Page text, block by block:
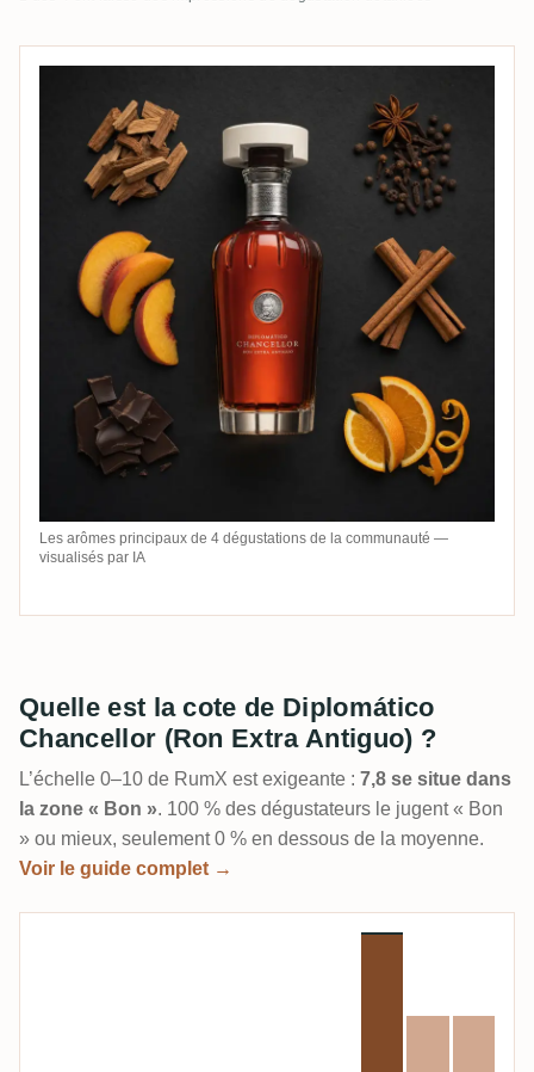
Les arômes principaux de 4 dégustations de la communauté —
visualisés par IA
Quelle est la cote de Diplomático
Chancellor (Ron Extra Antiguo) ?
L’échelle 0–10 de RumX est exigeante : 7,8 se situe dans
la zone « Bon ». 100 % des dégustateurs le jugent « Bon
» ou mieux, seulement 0 % en dessous de la moyenne.
Voir le guide complet →